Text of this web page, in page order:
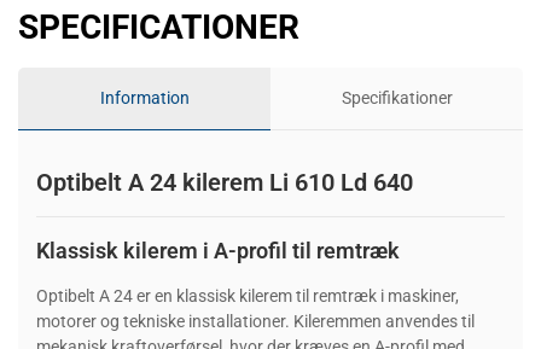
SPECIFICATIONER
Information Specifikationer
Optibelt A 24 kilerem Li 610 Ld 640
Klassisk kilerem i A-profil til remtræk
Optibelt A 24 er en klassisk kilerem til remtræk i maskiner,
motorer og tekniske installationer. Kileremmen anvendes til